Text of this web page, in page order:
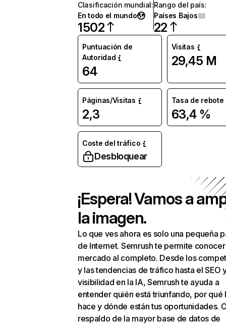
Clasificación mundial:
En todo el mundo
1502
Rango del país:
Países Bajos
22
Puntuación de
Autoridad
64
Visitas
29,45 M
Páginas/Visitas
2,3
Tasa de rebote
63,4 %
Coste del tráfico
Desbloquear
¡Espera! Vamos a
la imagen.
Lo que ves ahora es solo una pequeña
de Internet. Semrush te permite
mercado al completo. Desde los
y las tendencias de tráfico hasta el SEO
visibilidad en la IA, Semrush te ayuda a
entender quién está triunfando, por qué
hace y dónde están tus oportunidades.
respaldo de la mayor base de datos de